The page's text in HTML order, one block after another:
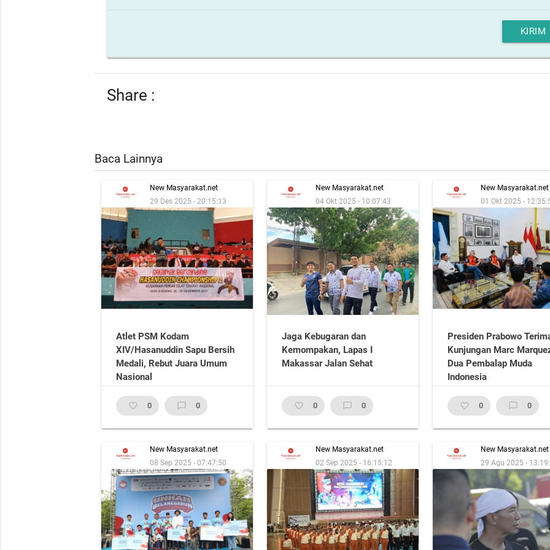
KIRIM
Share :
Baca Lainnya
New Masyarakat.net
29 Des 2025 - 20:15:13
Atlet PSM Kodam
XIV/Hasanuddin Sapu Bersih
Medali, Rebut Juara Umum
Nasional
favorite_border 0 chat_bubble_outline 0
New Masyarakat.net
04 Okt 2025 - 10:07:43
Jaga Kebugaran dan
Kemompakan, Lapas I
Makassar Jalan Sehat
favorite_border 0 chat_bubble_outline 0
New Masyarakat.net
01 Okt 2025 -
Presiden Prabowo
Kunjungan Marc
Dua Pembalap Muda
Indonesia
favorite_border 0 chat_bubble_outline 0
New Masyarakat.net
08 Sep 2025 - 07:47:50
New Masyarakat.net
02 Sep 2025 - 16:15:12
New Masyarakat.net
29 Agu 2025 -